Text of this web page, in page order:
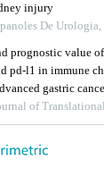
injury
De Urologia,
prognostic value
pd-l1 in immune
gastric
of